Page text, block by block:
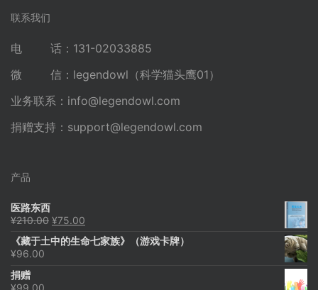
联系我们
电 话：131-02033885
微 信：legendowl（科学猫头鹰01）
业务联系： info@legendowl.com
捐赠支持： support@legendowl.com
产品
医路东西
¥210.00 原
为：
¥75.00
价
《藏于土中的生命七家族》（游戏卡牌）
¥96.00
捐赠
¥99.00